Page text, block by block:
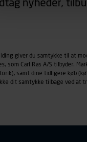
du befinder dig i.
på, sider/indhold der
mv.) samt de
endvidere til
nyheder,
giver du samtykke til at
som Carl Ras A/S tilbyder.
samt dine tidligere køb
dit samtykke tilbage ved at